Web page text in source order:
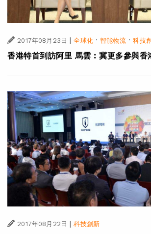
2017年08月23日 | 全球化·智能物流·科技
香港特首到訪阿里 馬雲︰冀更多參與香
2017年08月22日 | 科技創新